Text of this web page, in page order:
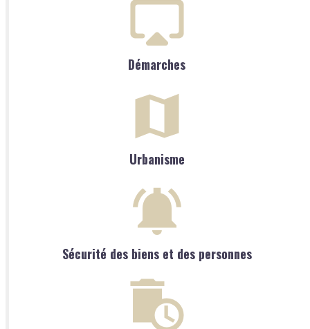
Démarches
Urbanisme
Sécurité des biens et des personnes